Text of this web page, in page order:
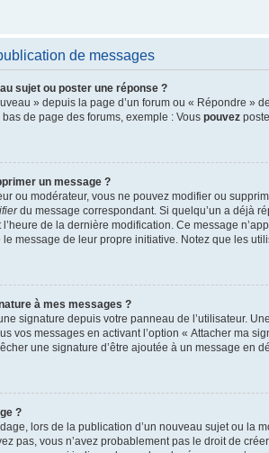
de messages
sujet ou poster une réponse ?
» depuis la page d’un forum ou « Répondre »
de page des forums, exemple : Vous pouvez
un message ?
ou modérateur, vous ne pouvez modifier ou
du message correspondant. Si quelqu’un a déjà
de la dernière modification. Ce message
le message de leur propre initiative. Notez que les
à mes messages ?
signature depuis votre panneau de l’utilisateur.
vos messages en activant l’option « Attacher ma
une signature d’être ajoutée à un message en
?
lors de la publication d’un nouveau sujet ou la
pas, vous n’avez probablement pas le droit de